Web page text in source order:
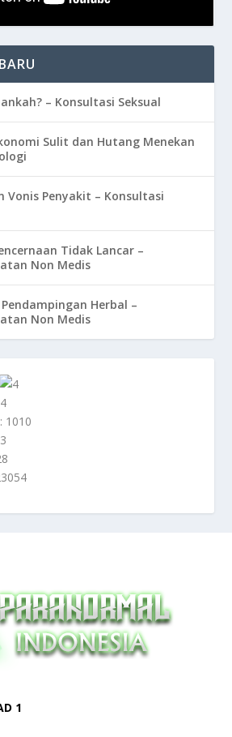
– Konsultasi Seksual
Sulit dan Hutang Menekan
Vonis Penyakit – Konsultasi
Tidak Lancar –
Non Medis
Herbal –
Non Medis
1010
1